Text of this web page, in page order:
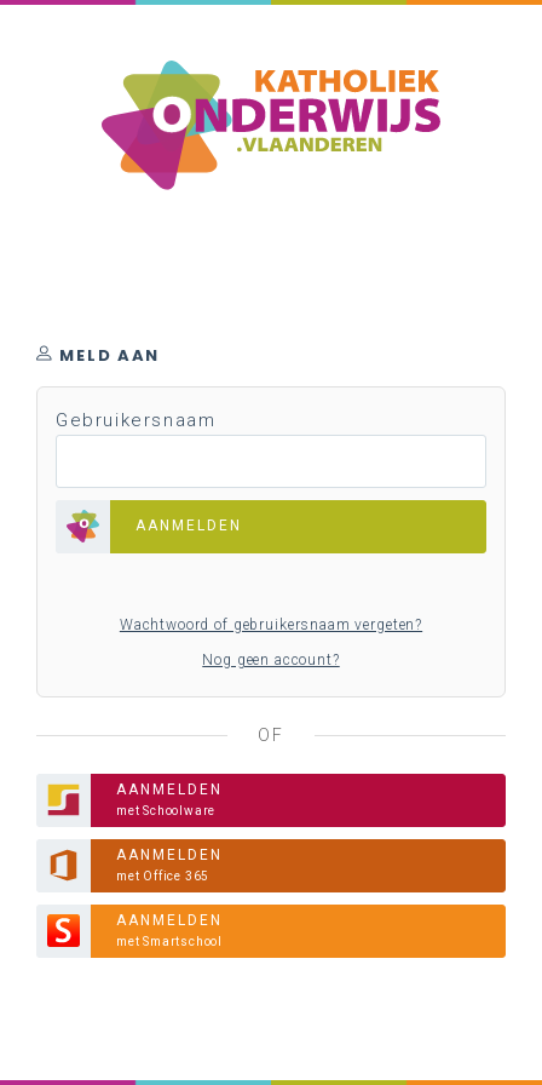
MELD AAN
Gebruikersnaam
AANMELDEN
Wachtwoord of gebruikersnaam vergeten?
Nog geen account?
OF
AANMELDEN
met Schoolware
AANMELDEN
met Office 365
AANMELDEN
met Smartschool